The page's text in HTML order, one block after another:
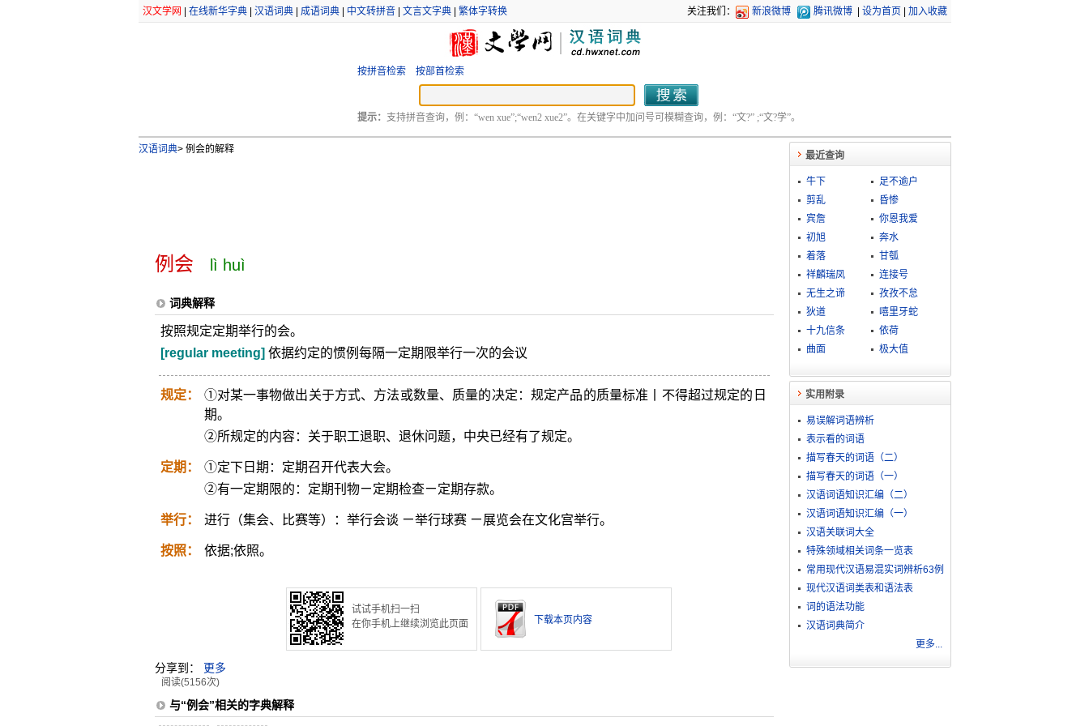
汉文学网 在线新华字典| 汉语词典| 成语词典| 中文转拼音| 文言文字典| 繁体字转换 关注我们： 新浪微博 腾讯微博 设为首页 加入收藏
按拼音检索 按部首检索
提示： 支持拼音查询，例：“wen xue”;“wen2 xue2”。在关键字中加问号可模糊查询，例：“文?” ;“文?学”。
汉语词典>例会的解释
例会 lì huì
词典解释
按照规定定期举行的会。
[regular meeting] 依据约定的惯例每隔一定期限举行一次的会议
规定：
①对某一事物做出关于方式、方法或数量、质量的决定：规定产品的质量标准丨不得超过规定的日
期。
②所规定的内容：关于职工退职、退休问题，中央已经有了规定。
定期：
①定下日期：定期召开代表大会。
②有一定期限的：定期刊物ㄧ定期检查ㄧ定期存款。
举行： 进行（集会、比赛等）：举行会谈 ㄧ举行球赛 ㄧ展览会在文化宫举行。
按照： 依据;依照。
试试手机扫一扫
在你手机上继续浏览此页面
下载本页内容
分享到： 更多
阅读(5156次)
与“例会”相关的字典解释
最近查询
牛下
足不逾户
剪乱
昏惨
宾詹
你恩我爱
初旭
奔水
着落
甘瓠
祥麟瑞凤
连接号
无生之谛
孜孜不怠
狄道
嘻里牙蛇
十九信条
依荷
曲面
极大值
实用附录
易误解词语辨析
表示看的词语
描写春天的词语（二）
描写春天的词语（一）
汉语词语知识汇编（二）
汉语词语知识汇编（一）
汉语关联词大全
特殊领域相关词条一览表
常用现代汉语易混实词辨析63例
现代汉语词类表和语法表
词的语法功能
汉语词典简介
更多...